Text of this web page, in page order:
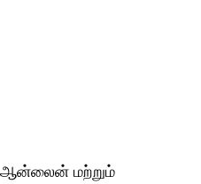
ஆன்லைன் மற்றும்